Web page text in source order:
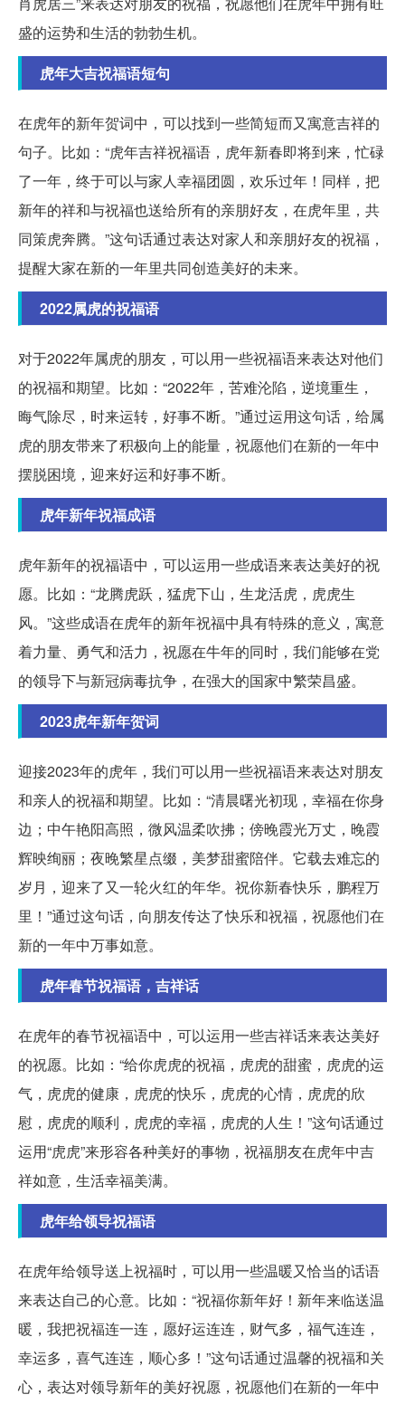
盛的运势和生活的勃勃生机。
虎年大吉祝福语短句
在虎年的新年贺词中，可以找到一些简短而又寓意吉祥的
句子。比如：“虎年吉祥祝福语，虎年新春即将到来，忙碌
了一年，终于可以与家人幸福团圆，欢乐过年！同样，把
新年的祥和与祝福也送给所有的亲朋好友，在虎年里，共
同策虎奔腾。”这句话通过表达对家人和亲朋好友的祝福，
提醒大家在新的一年里共同创造美好的未来。
2022属虎的祝福语
对于2022年属虎的朋友，可以用一些祝福语来表达对他们
的祝福和期望。比如：“2022年，苦难沦陷，逆境重生，
晦气除尽，时来运转，好事不断。”通过运用这句话，给属
虎的朋友带来了积极向上的能量，祝愿他们在新的一年中
摆脱困境，迎来好运和好事不断。
虎年新年祝福成语
虎年新年的祝福语中，可以运用一些成语来表达美好的祝
愿。比如：“龙腾虎跃，猛虎下山，生龙活虎，虎虎生
风。”这些成语在虎年的新年祝福中具有特殊的意义，寓意
着力量、勇气和活力，祝愿在牛年的同时，我们能够在党
的领导下与新冠病毒抗争，在强大的国家中繁荣昌盛。
2023虎年新年贺词
迎接2023年的虎年，我们可以用一些祝福语来表达对朋友
和亲人的祝福和期望。比如：“清晨曙光初现，幸福在你身
边；中午艳阳高照，微风温柔吹拂；傍晚霞光万丈，晚霞
辉映绚丽；夜晚繁星点缀，美梦甜蜜陪伴。它载去难忘的
岁月，迎来了又一轮火红的年华。祝你新春快乐，鹏程万
里！”通过这句话，向朋友传达了快乐和祝福，祝愿他们在
新的一年中万事如意。
虎年春节祝福语，吉祥话
在虎年的春节祝福语中，可以运用一些吉祥话来表达美好
的祝愿。比如：“给你虎虎的祝福，虎虎的甜蜜，虎虎的运
气，虎虎的健康，虎虎的快乐，虎虎的心情，虎虎的欣
慰，虎虎的顺利，虎虎的幸福，虎虎的人生！”这句话通过
运用“虎虎”来形容各种美好的事物，祝福朋友在虎年中吉
祥如意，生活幸福美满。
虎年给领导祝福语
在虎年给领导送上祝福时，可以用一些温暖又恰当的话语
来表达自己的心意。比如：“祝福你新年好！新年来临送温
暖，我把祝福连一连，愿好运连连，财气多，福气连连，
幸运多，喜气连连，顺心多！”这句话通过温馨的祝福和关
心，表达对领导新年的美好祝愿，祝愿他们在新的一年中